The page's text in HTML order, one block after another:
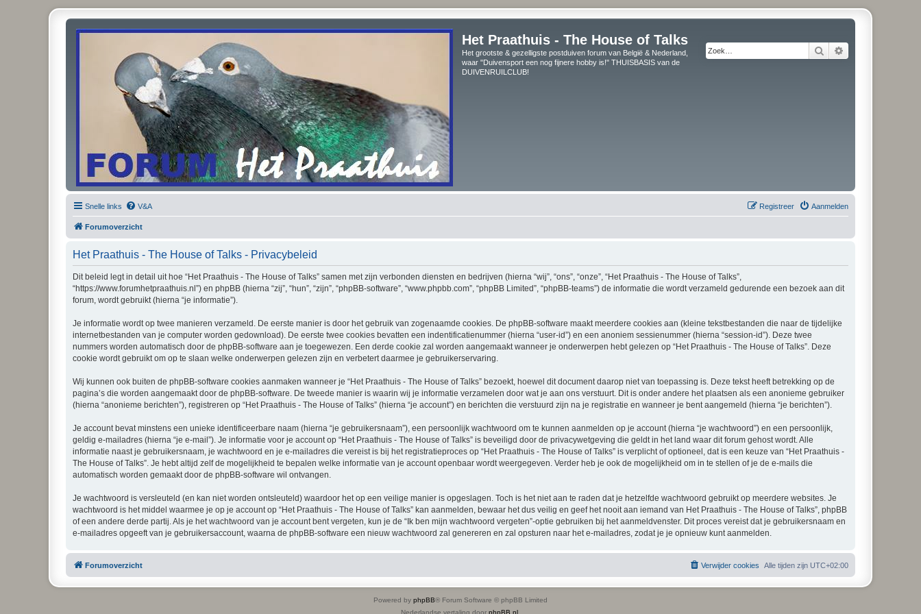
Het Praathuis - The House of Talks
Het grootste & gezelligste postduiven forum van België & Nederland,
waar "Duivensport een nog fijnere hobby is!" THUISBASIS van de
DUIVENRUILCLUB!
Zoek
Snelle links V&A Aanmelden
Registreer
Forumoverzicht
Het Praathuis - The House of Talks - Privacybeleid
Dit beleid legt in detail uit hoe “Het Praathuis - The House of Talks” samen met zijn verbonden diensten en bedrijven (hierna “wij”, “ons”, “onze”, “Het Praathuis - The House of Talks”,
“https://www.forumhetpraathuis.nl”) en phpBB (hierna “zij”, “hun”, “zijn”, “phpBB-software”, “www.phpbb.com”, “phpBB Limited”, “phpBB-teams”) de informatie die wordt verzameld gedurende een bezoek aan dit
forum, wordt gebruikt (hierna “je informatie”).
Je informatie wordt op twee manieren verzameld. De eerste manier is door het gebruik van zogenaamde cookies. De phpBB-software maakt meerdere cookies aan (kleine tekstbestanden die naar de tijdelijke
internetbestanden van je computer worden gedownload). De eerste twee cookies bevatten een indentificatienummer (hierna “user-id”) en een anoniem sessienummer (hierna “session-id”). Deze twee
nummers worden automatisch door de phpBB-software aan je toegewezen. Een derde cookie zal worden aangemaakt wanneer je onderwerpen hebt gelezen op “Het Praathuis - The House of Talks”. Deze
cookie wordt gebruikt om op te slaan welke onderwerpen gelezen zijn en verbetert daarmee je gebruikerservaring.
Wij kunnen ook buiten de phpBB-software cookies aanmaken wanneer je “Het Praathuis - The House of Talks” bezoekt, hoewel dit document daarop niet van toepassing is. Deze tekst heeft betrekking op de
pagina’s die worden aangemaakt door de phpBB-software. De tweede manier is waarin wij je informatie verzamelen door wat je aan ons verstuurt. Dit is onder andere het plaatsen als een anonieme gebruiker
(hierna “anonieme berichten”), registreren op “Het Praathuis - The House of Talks” (hierna “je account”) en berichten die verstuurd zijn na je registratie en wanneer je bent aangemeld (hierna “je berichten”).
Je account bevat minstens een unieke identificeerbare naam (hierna “je gebruikersnaam”), een persoonlijk wachtwoord om te kunnen aanmelden op je account (hierna “je wachtwoord”) en een persoonlijk,
geldig e-mailadres (hierna “je e-mail”). Je informatie voor je account op “Het Praathuis - The House of Talks” is beveiligd door de privacywetgeving die geldt in het land waar dit forum gehost wordt. Alle
informatie naast je gebruikersnaam, je wachtwoord en je e-mailadres die vereist is bij het registratieproces op “Het Praathuis - The House of Talks” is verplicht of optioneel, dat is een keuze van “Het Praathuis -
The House of Talks”. Je hebt altijd zelf de mogelijkheid te bepalen welke informatie van je account openbaar wordt weergegeven. Verder heb je ook de mogelijkheid om in te stellen of je de e-mails die
automatisch worden gemaakt door de phpBB-software wil ontvangen.
Je wachtwoord is versleuteld (en kan niet worden ontsleuteld) waardoor het op een veilige manier is opgeslagen. Toch is het niet aan te raden dat je hetzelfde wachtwoord gebruikt op meerdere websites. Je
wachtwoord is het middel waarmee je op je account op “Het Praathuis - The House of Talks” kan aanmelden, bewaar het dus veilig en geef het nooit aan iemand van Het Praathuis - The House of Talks”, phpBB
of een andere derde partij. Als je het wachtwoord van je account bent vergeten, kun je de “Ik ben mijn wachtwoord vergeten”-optie gebruiken bij het aanmeldvenster. Dit proces vereist dat je gebruikersnaam en
e-mailadres opgeeft van je gebruikersaccount, waarna de phpBB-software een nieuw wachtwoord zal genereren en zal opsturen naar het e-mailadres, zodat je je opnieuw kunt aanmelden.
Forumoverzicht Alle tijden zijn UTC+02:00
Verwijder cookies
Powered by phpBB® Forum Software © phpBB Limited
Nederlandse vertaling door phpBB.nl